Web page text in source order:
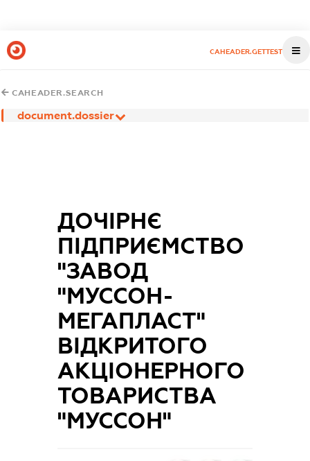
CAHEADER.GETTEST
CAHEADER.SEARCH
document.dossier
ДОЧІРНЄ
ПІДПРИЄМСТВО
"ЗАВОД
"МУССОН-
МЕГАПЛАСТ"
ВІДКРИТОГО
АКЦІОНЕРНОГО
ТОВАРИСТВА
"МУССОН"